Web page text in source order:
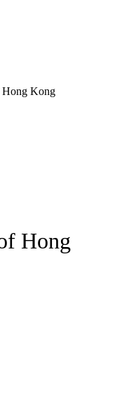
Hong